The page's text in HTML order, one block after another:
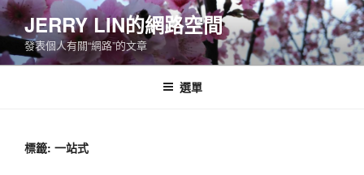
跳
至
主
要
JERRY LIN的網路空間
發表個人有關“網路”的文章
選單
標籤: 一站式